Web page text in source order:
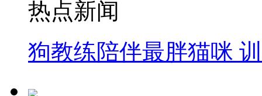
热点新闻
狗教练陪伴最胖猫咪